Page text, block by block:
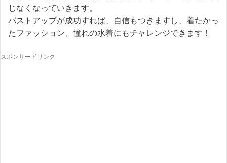
じなくなっていきます。
バストアップが成功すれば、自信もつきますし、着たかっ
たファッション、憧れの水着にもチャレンジできます！
スポンサードリンク